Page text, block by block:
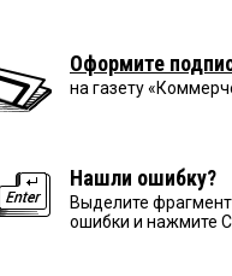
Оформите
на газету
Нашли ошибку?
Выделите фрагмент
ошибки и нажмите